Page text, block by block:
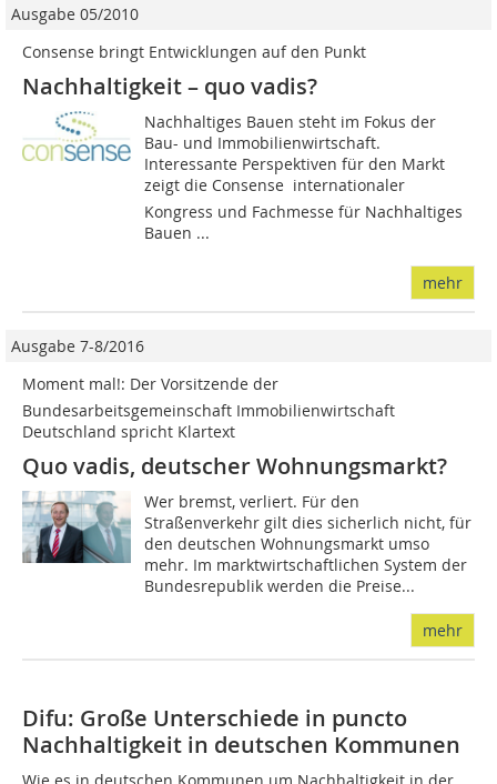
Ausgabe 05/2010
Consense bringt Entwicklungen auf den Punkt
Nachhaltigkeit – quo vadis?
Nachhaltiges Bauen steht im Fokus der
Bau- und Immobilienwirtschaft.
Interessante Perspektiven für den Markt
zeigt die Consense  internationaler
Kongress und Fachmesse für Nachhaltiges
Bauen ...
mehr
Ausgabe 7-8/2016
Moment mal!: Der Vorsitzende der
Bundesarbeitsgemeinschaft Immobilienwirtschaft
Deutschland spricht Klartext
Quo vadis, deutscher Wohnungsmarkt?
Wer bremst, verliert. Für den
Straßenverkehr gilt dies sicherlich nicht, für
den deutschen Wohnungsmarkt umso
mehr. Im marktwirtschaftlichen System der
Bundesrepublik werden die Preise...
mehr
Difu: Große Unterschiede in puncto
Nachhaltigkeit in deutschen Kommunen